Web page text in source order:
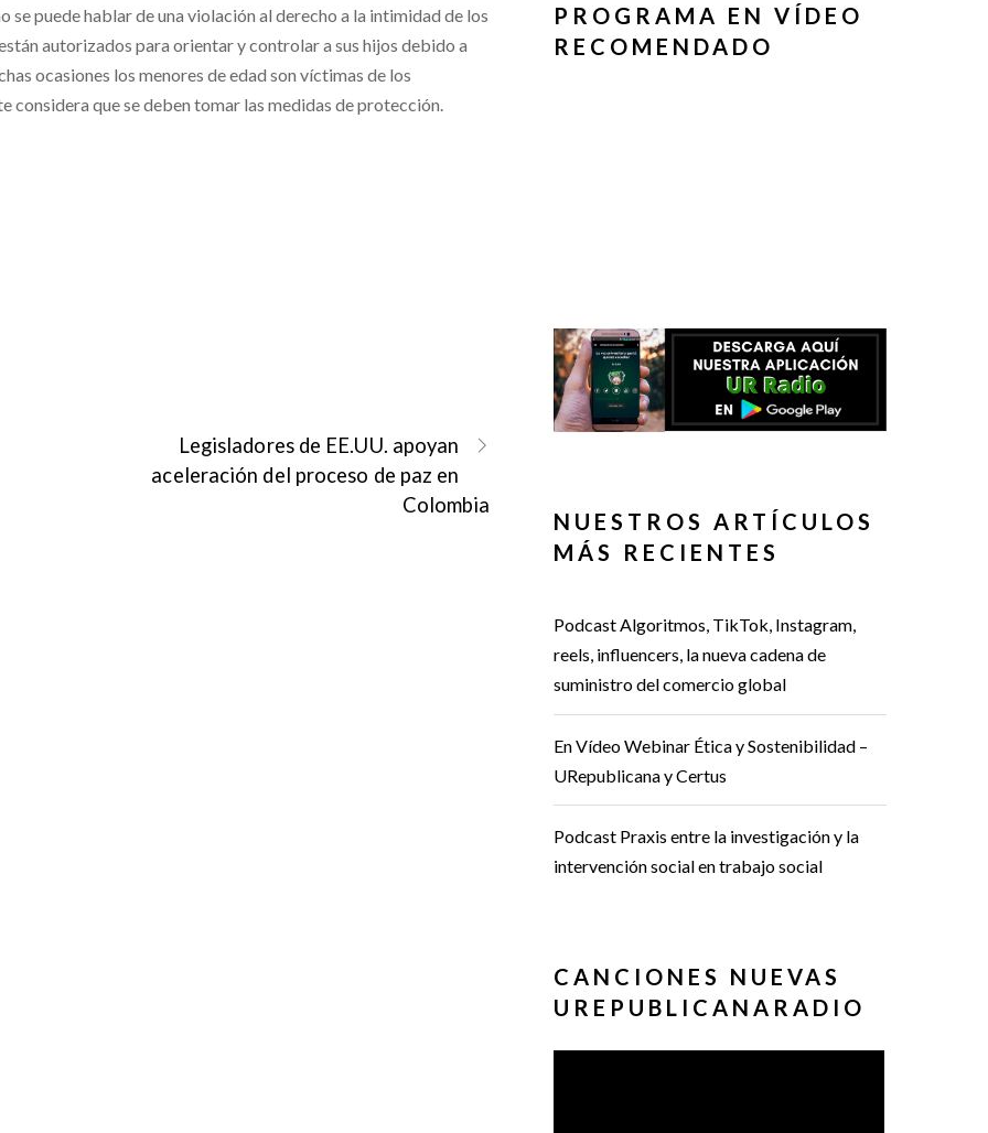
puede hablar de una violación al derecho a la intimidad de los
autorizados para orientar y controlar a sus hijos debido a
ocasiones los menores de edad son víctimas de los
considera que se deben tomar las medidas de protección.
Legisladores de EE.UU. apoyan
aceleración del proceso de paz en
Colombia
PROGRAMA EN VÍDEO
RECOMENDADO
NUESTROS ARTÍCULOS
MÁS RECIENTES
Podcast Algoritmos, TikTok, Instagram,
reels, influencers, la nueva cadena de
suministro del comercio global
En Vídeo Webinar Ética y Sostenibilidad –
URepublicana y Certus
Podcast Praxis entre la investigación y la
intervención social en trabajo social
CANCIONES NUEVAS
UREPUBLICANARADIO